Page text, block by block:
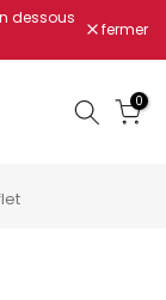
dessous
fermer
0